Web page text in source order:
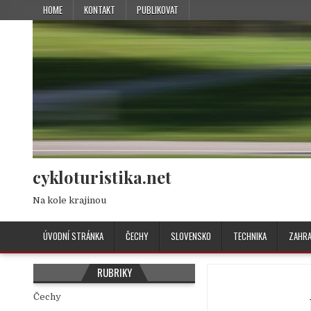
HOME KONTAKT PUBLIKOVAT
cykloturistika.net
Na kole krajinou
ÚVODNÍ STRÁNKA ČECHY SLOVENSKO TECHNIKA
RUBRIKY
Čechy